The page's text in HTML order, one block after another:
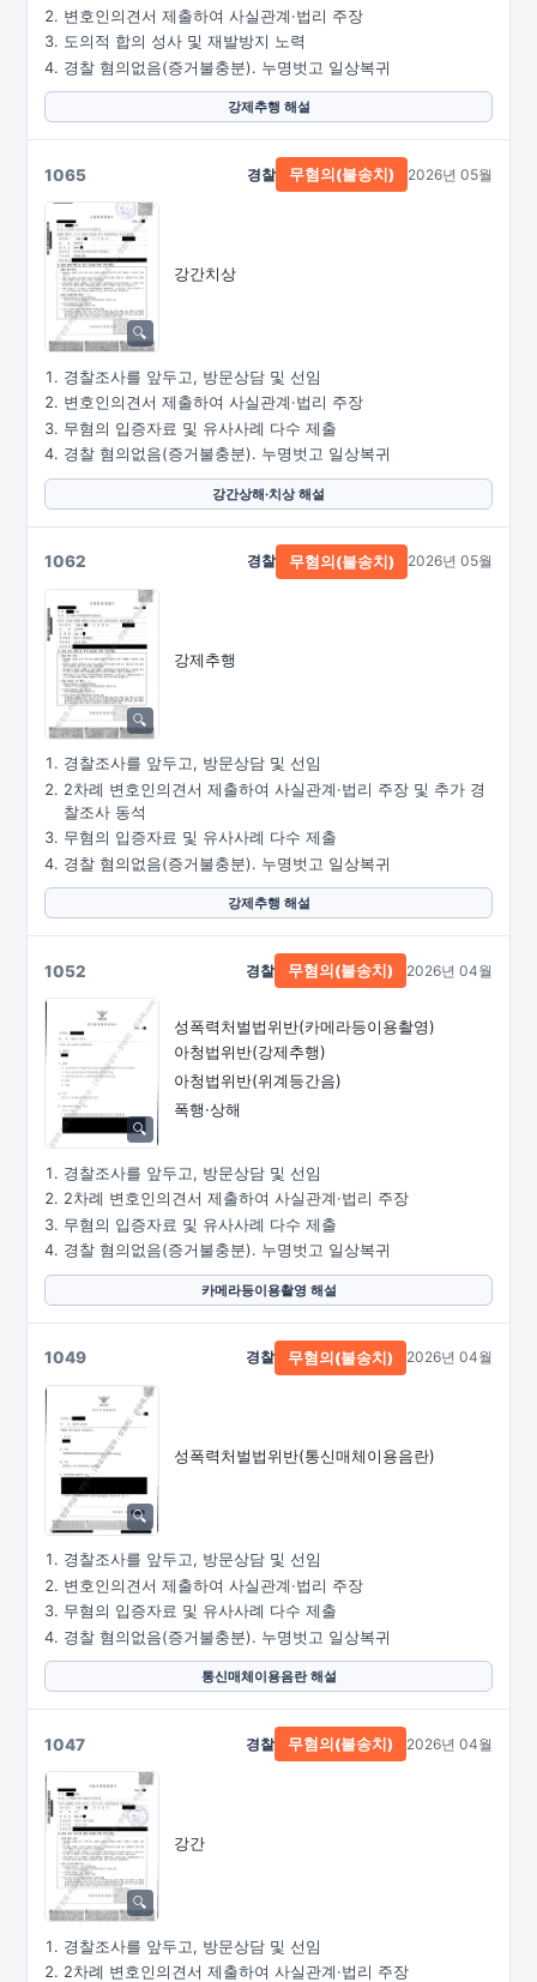
변호인의견서 제출하여 사실관계·법리 주장
도의적 합의 성사 및 재발방지 노력
경찰 혐의없음(증거불충분). 누명벗고 일상복귀
강제추행 해설
1065
강간치상
경찰 무혐의(불송치) 2026년 05월
경찰조사를 앞두고, 방문상담 및 선임
변호인의견서 제출하여 사실관계·법리 주장
무혐의 입증자료 및 유사사례 다수 제출
경찰 혐의없음(증거불충분). 누명벗고 일상복귀
강간상해·치상 해설
1062
강제추행
경찰 무혐의(불송치) 2026년 05월
경찰조사를 앞두고, 방문상담 및 선임
2차례 변호인의견서 제출하여 사실관계·법리 주장 및 추가 경
찰조사 동석
무혐의 입증자료 및 유사사례 다수 제출
경찰 혐의없음(증거불충분). 누명벗고 일상복귀
강제추행 해설
1052
성폭력처벌법위반(카메라등이용촬영)
아청법위반(강제추행)
아청법위반(위계등간음)
폭행·상해
경찰 무혐의(불송치) 2026년 04월
경찰조사를 앞두고, 방문상담 및 선임
2차례 변호인의견서 제출하여 사실관계·법리 주장
무혐의 입증자료 및 유사사례 다수 제출
경찰 혐의없음(증거불충분). 누명벗고 일상복귀
카메라등이용촬영 해설
1049
성폭력처벌법위반(통신매체이용음란)
경찰 무혐의(불송치) 2026년 04월
경찰조사를 앞두고, 방문상담 및 선임
변호인의견서 제출하여 사실관계·법리 주장
무혐의 입증자료 및 유사사례 다수 제출
경찰 혐의없음(증거불충분). 누명벗고 일상복귀
통신매체이용음란 해설
1047
강간
경찰 무혐의(불송치) 2026년 04월
경찰조사를 앞두고, 방문상담 및 선임
2차례 변호인의견서 제출하여 사실관계·법리 주장